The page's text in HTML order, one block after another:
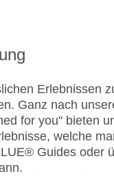
Erlebnissen
Ganz nach
for you" bieten
welche
Guides oder